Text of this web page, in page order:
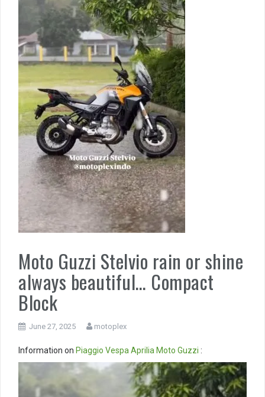
Moto Guzzi Stelvio rain or shine
always beautiful… Compact
Block
June 27, 2025 motoplex
Information on Piaggio Vespa Aprilia Moto Guzzi :